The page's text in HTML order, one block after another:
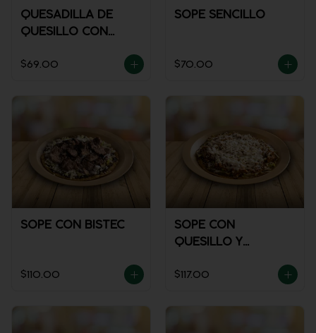
QUESADILLA DE
QUESILLO CON
$69.00
SOPE SENCILLO
$70.00
SOPE CON BISTEC
$110.00
SOPE CON
QUESILLO Y
$117.00